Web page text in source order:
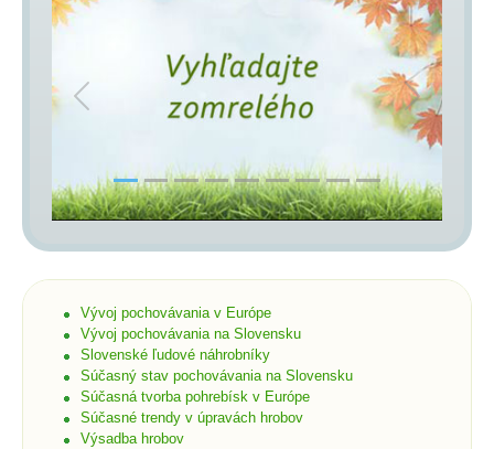
Previous Next
Vývoj pochovávania v Európe
Vývoj pochovávania na Slovensku
Slovenské ľudové náhrobníky
Súčasný stav pochovávania na Slovensku
Súčasná tvorba pohrebísk v Európe
Súčasné trendy v úpravách hrobov
Výsadba hrobov